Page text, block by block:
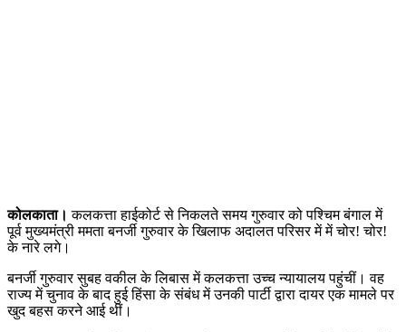
कोलकाता। कलकत्ता हाईकोर्ट से निकलते समय गुरुवार को पश्चिम बंगाल में
पूर्व मुख्यमंत्री ममता बनर्जी गुरुवार के खिलाफ अदालत परिसर में में चोर! चोर!
के नारे लगे।
बनर्जी गुरुवार सुबह वकील के लिबास में कलकत्ता उच्च न्यायालय पहुंचीं। वह
राज्य में चुनाव के बाद हुई हिंसा के संबंध में उनकी पार्टी द्वारा दायर एक मामले पर
खुद बहस करने आई थीं।